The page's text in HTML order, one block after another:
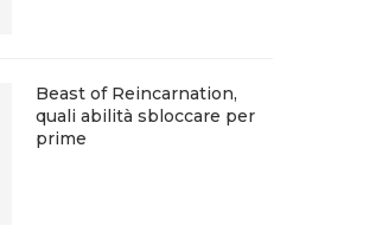
Beast of Reincarnation,
quali abilità sbloccare per
prime